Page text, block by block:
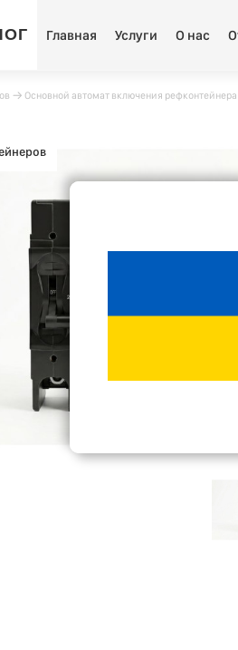
Главная Услуги О нас
􀄫 Основной автомат включения